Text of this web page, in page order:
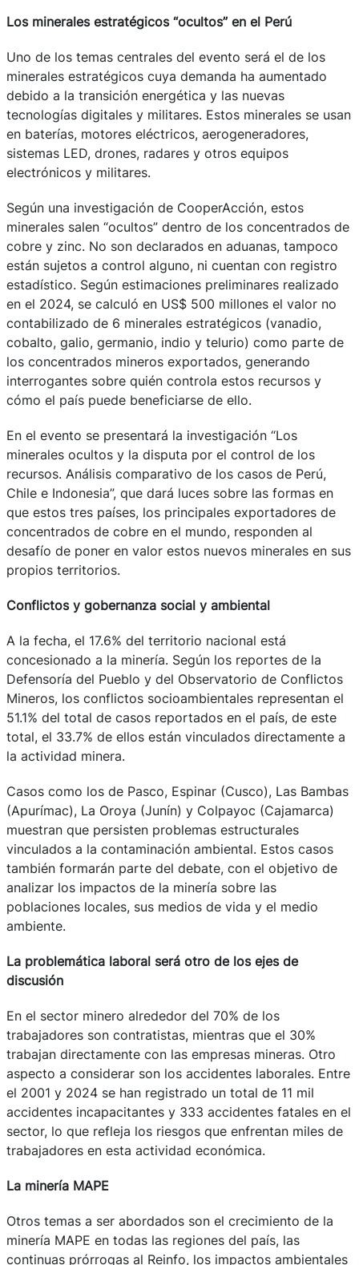
Los minerales estratégicos “ocultos” en el Perú
Uno de los temas centrales del evento será el de los
minerales estratégicos cuya demanda ha aumentado
debido a la transición energética y las nuevas
tecnologías digitales y militares. Estos minerales se usan
en baterías, motores eléctricos, aerogeneradores,
sistemas LED, drones, radares y otros equipos
electrónicos y militares.
Según una investigación de CooperAcción, estos
minerales salen “ocultos” dentro de los concentrados de
cobre y zinc. No son declarados en aduanas, tampoco
están sujetos a control alguno, ni cuentan con registro
estadístico. Según estimaciones preliminares realizado
en el 2024, se calculó en US$ 500 millones el valor no
contabilizado de 6 minerales estratégicos (vanadio,
cobalto, galio, germanio, indio y telurio) como parte de
los concentrados mineros exportados, generando
interrogantes sobre quién controla estos recursos y
cómo el país puede beneficiarse de ello.
En el evento se presentará la investigación “Los
minerales ocultos y la disputa por el control de los
recursos. Análisis comparativo de los casos de Perú,
Chile e Indonesia”, que dará luces sobre las formas en
que estos tres países, los principales exportadores de
concentrados de cobre en el mundo, responden al
desafío de poner en valor estos nuevos minerales en sus
propios territorios.
Conflictos y gobernanza social y ambiental
A la fecha, el 17.6% del territorio nacional está
concesionado a la minería. Según los reportes de la
Defensoría del Pueblo y del Observatorio de Conflictos
Mineros, los conflictos socioambientales representan el
51.1% del total de casos reportados en el país, de este
total, el 33.7% de ellos están vinculados directamente a
la actividad minera.
Casos como los de Pasco, Espinar (Cusco), Las Bambas
(Apurímac), La Oroya (Junín) y Colpayoc (Cajamarca)
muestran que persisten problemas estructurales
vinculados a la contaminación ambiental. Estos casos
también formarán parte del debate, con el objetivo de
analizar los impactos de la minería sobre las
poblaciones locales, sus medios de vida y el medio
ambiente.
La problemática laboral será otro de los ejes de
discusión
En el sector minero alrededor del 70% de los
trabajadores son contratistas, mientras que el 30%
trabajan directamente con las empresas mineras. Otro
aspecto a considerar son los accidentes laborales. Entre
el 2001 y 2024 se han registrado un total de 11 mil
accidentes incapacitantes y 333 accidentes fatales en el
sector, lo que refleja los riesgos que enfrentan miles de
trabajadores en esta actividad económica.
La minería MAPE
Otros temas a ser abordados son el crecimiento de la
minería MAPE en todas las regiones del país, las
continuas prórrogas al Reinfo, los impactos ambientales